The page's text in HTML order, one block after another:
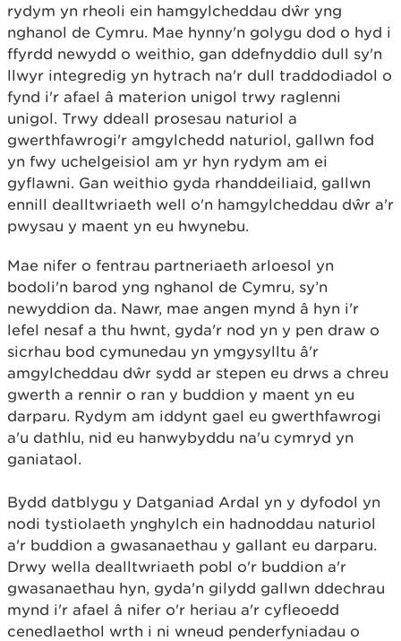
rydym yn rheoli ein hamgylcheddau dŵr yng
nghanol de Cymru. Mae hynny'n golygu dod o hyd i
ffyrdd newydd o weithio, gan ddefnyddio dull sy'n
llwyr integredig yn hytrach na'r dull traddodiadol o
fynd i'r afael â materion unigol trwy raglenni
unigol. Trwy ddeall prosesau naturiol a
gwerthfawrogi'r amgylchedd naturiol, gallwn fod
yn fwy uchelgeisiol am yr hyn rydym am ei
gyflawni. Gan weithio gyda rhanddeiliaid, gallwn
ennill dealltwriaeth well o'n hamgylcheddau dŵr a'r
pwysau y maent yn eu hwynebu.
Mae nifer o fentrau partneriaeth arloesol yn
bodoli'n barod yng nghanol de Cymru, sy’n
newyddion da. Nawr, mae angen mynd â hyn i'r
lefel nesaf a thu hwnt, gyda'r nod yn y pen draw o
sicrhau bod cymunedau yn ymgysylltu â'r
amgylcheddau dŵr sydd ar stepen eu drws a chreu
gwerth a rennir o ran y buddion y maent yn eu
darparu. Rydym am iddynt gael eu gwerthfawrogi
a'u dathlu, nid eu hanwybyddu na'u cymryd yn
ganiataol.
Bydd datblygu y Datganiad Ardal yn y dyfodol yn
nodi tystiolaeth ynghylch ein hadnoddau naturiol
a'r buddion a gwasanaethau y gallant eu darparu.
Drwy wella dealltwriaeth pobl o'r buddion a'r
gwasanaethau hyn, gyda'n gilydd gallwn ddechrau
mynd i'r afael â nifer o'r heriau a'r cyfleoedd
cenedlaethol wrth i ni wneud penderfyniadau o